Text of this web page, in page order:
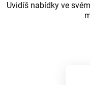
Uvidíš nabídky ve